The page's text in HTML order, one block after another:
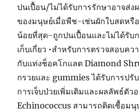
ปนเปื้อน/ไม่ได้รับการรักษาอาจส่ง
ของมนุษย์เมื่อพืช-เช่นผักใบสดหรื
น้อยที่สุด-ถูกปนเปื้อนและไม่ได้รับ
เก็บเกี่ยว •สำหรับการตรวจสอบคว
กับแท่งช็อคโกแลต Diamond
กรวยและ gummies ได้รับการปรั
การเจ็บป่วยเพิ่มเติมและผลลัพธ์ตัว
Echinococcus สามารถติดเชื้อม